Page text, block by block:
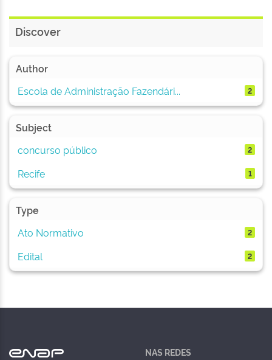
Discover
Author
Escola de Administração Fazendári...
2
Subject
concurso público
2
Recife 1
Type
Ato Normativo
2
Edital 2
NAS REDES